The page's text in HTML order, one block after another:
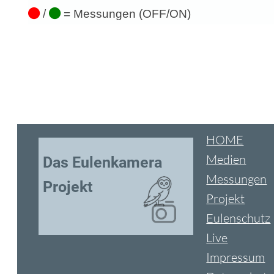
/
= Messungen (OFF/ON)